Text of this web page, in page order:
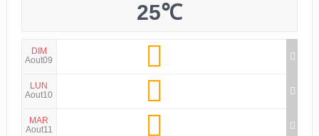
25℃
DIM
Aout09
LUN
Aout10
MAR
Aout11